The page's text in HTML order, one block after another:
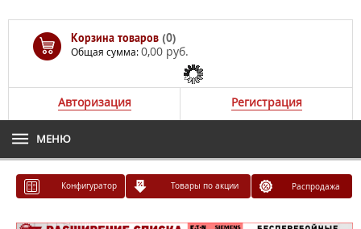
Корзина товаров (0)
Общая сумма:0,00 руб.
Авторизация Регистрация
МЕНЮ
Конфигуратор Товары по акции Распродажа